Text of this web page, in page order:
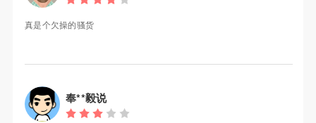
真是个欠操的骚货
奉**毅说